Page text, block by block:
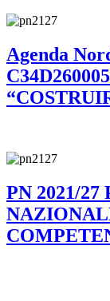
Agenda
PN 2021/